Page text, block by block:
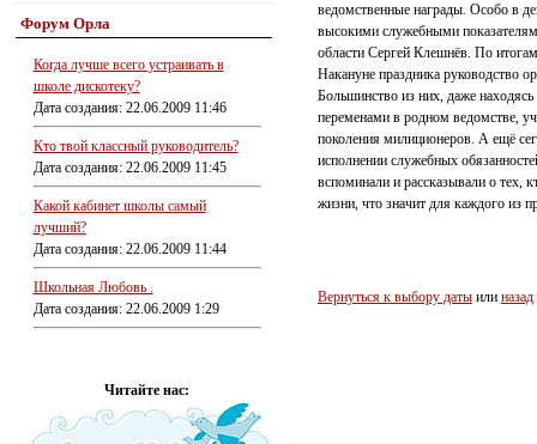
Форум Орла
Когда лучше всего устраивать в
школе дискотеку?
Дата создания: 22.06.2009 11:46
Кто твой классный руководитель?
Дата создания: 22.06.2009 11:45
Какой кабинет школы самый
лучший?
Дата создания: 22.06.2009 11:44
Школьная Любовь .
Дата создания: 22.06.2009 1:29
Читайте нас:
ведомственные награды. Особо в
высокими служебными
области Сергей Клешнёв. По
Накануне праздника руководство
Большинство из них, даже
переменами в родном ведомстве,
поколения милиционеров. А ещё
исполнении служебных
вспоминали и рассказывали о тех,
жизни, что значит для каждого из
Вернуться к выбору даты или назад